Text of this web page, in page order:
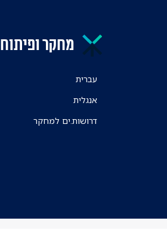
מחקר ופיתוח
עברית
אנגלית
דרושות.ים למחקר